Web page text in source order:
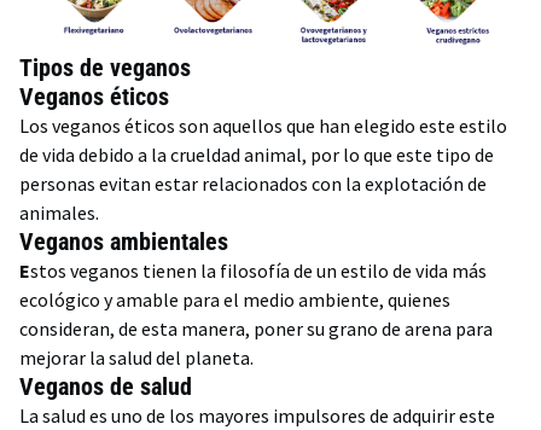
Tipos de veganos
Veganos éticos
Los veganos éticos son aquellos que han elegido este estilo
de vida debido a la crueldad animal, por lo que este tipo de
personas evitan estar relacionados con la explotación de
animales.
Veganos ambientales
Estos veganos tienen la filosofía de un estilo de vida más
ecológico y amable para el medio ambiente, quienes
consideran, de esta manera, poner su grano de arena para
mejorar la salud del planeta.
Veganos de salud
La salud es uno de los mayores impulsores de adquirir este